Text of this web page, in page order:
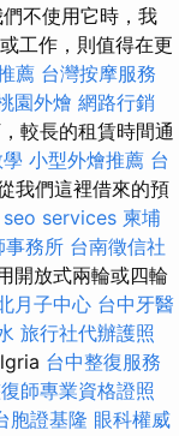
不使用它時，我
工作，則值得在更
薦 台灣按摩服務
園外燴 網路行銷
較長的租賃時間通
小型外燴推薦 台
我們這裡借來的預
seo services 柬埔
事務所 台南徵信社
開放式兩輪或四輪
月子中心 台中牙醫
旅行社代辦護照
台中整復服務
師專業資格證照
胞證基隆 眼科權威